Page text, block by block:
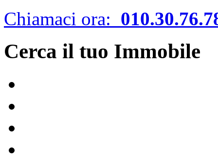
Chiamaci ora:
Cerca il tuo Immobile